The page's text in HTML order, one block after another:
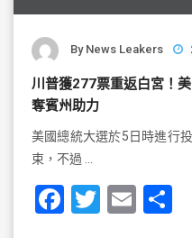
By News Leakers
川普獲277票重返白宮！
奪賓州助力
美國總統大選於5日時進行
束，不過 …
F
T
E